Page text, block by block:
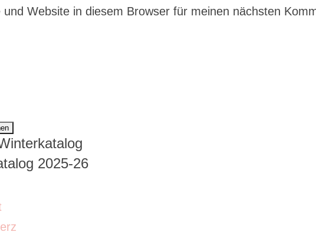
Website in diesem Browser für meinen nächsten
2025-26